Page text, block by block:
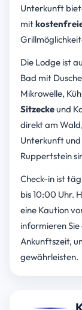
Unterkunft
mit
Die Lodge ist
Bad mit
Mikrowelle,
Sitzeckeund
direkt am
Unterkunft und
Ruppertstein
Check-in ist
bis 10:00 Uhr.
eine Kaution
informieren
Ankunftszeit,
gewährleisten.